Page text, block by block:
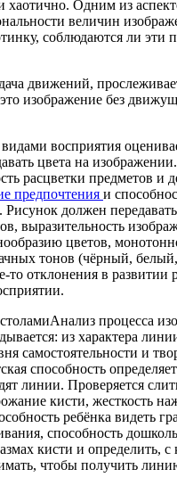
хаотично. Одним из
величин
соблюдаются ли эти
движений,
изображение без
восприятия
цвета на
расцветки предметов и
предпочтения и
должен передавать
выразительность
цветов,
тонов (чёрный,
то отклонения в развитии
Анализ процесса
из характера
самостоятельности и
способность
линии. Проверяется
кисти, жесткость
ребёнка видеть
способность
кисти и определить, с
чтобы получить